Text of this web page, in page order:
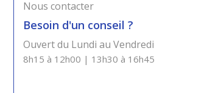
Nous contacter
Besoin d'un conseil ?
Ouvert du Lundi au Vendredi
8h15 à 12h00 | 13h30 à 16h45